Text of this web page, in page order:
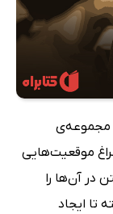
مجموعه‌ی
موقعیت‌هایی
در آن‌ها را
تا ایجاد